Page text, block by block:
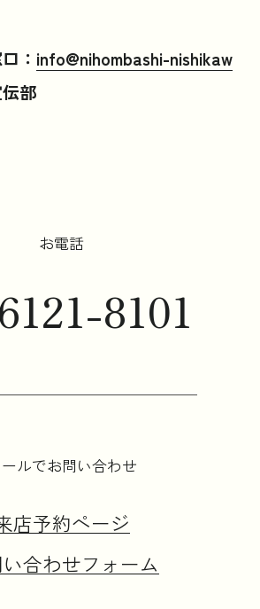
： info@nihombashi-nishikaw
部
お電話
8101
ルでお問い合わせ
店予約ページ
合わせフォーム